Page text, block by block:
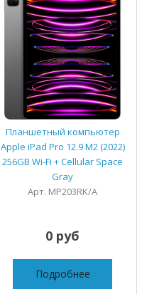
Планшетный компьютер
Apple iPad Pro 12.9 M2 (2022)
256GB Wi-Fi + Cellular Space
Gray
Арт. MP203RK/A
0 руб
Подробнее